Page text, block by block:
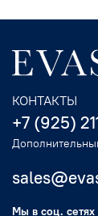
КОНТАКТЫ
+7 (925)
Мы в соц. сетях